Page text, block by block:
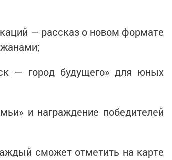
— рассказ о новом формате
— город будущего» для юных
и награждение победителей
сможет отметить на карте